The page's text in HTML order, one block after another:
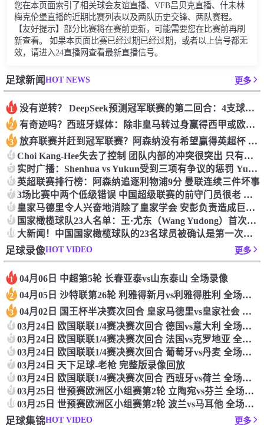
您在本页面索引了相关球会友谊直播、VFB吕贝克直播、什未林
梅克伦堡直播的近期比赛列表以及两队历史交锋、两队赛程。
【友好提示】部分比赛将在赛前更新，可能需要您在比赛前再刷
新查看。 如果本页面比赛已经过期已经过期，或者以上信号都无
效，请进入24直播网查看最新直播信号。
足球新闻HOT NEWS 更多
1 没有逆转？ DeepSeek预测冠军联赛的第二回合：4支球队在第一回合中获胜 枪手输了
2 有奇迹吗？西班牙媒体：除非皇马转过身赢得西甲或欧洲冠军
3 放弃联赛并赶到冠军联赛？阿森纳没有希望赢得英超杯 赢得欧洲冠军的可能性
4 Choi Kang-Hee失去了控制 团队内部的冲突很突出 只有一个人可以从水火中拯救崔孔
5 实时广播：Shenhua vs Yukun受到三项有争议的惩罚 Yukun将向中国足球联合会提出投诉
6 英超联赛排行榜：阿森纳追逐利物浦9分 曼联连续三件坏事
7 3场比赛中两个低级错误 中国超级联赛的前守门员很老 是时候让位了 最好的继任者出现
8 皇家马德里令人兴奋地消除了皇家学会 安彭负责造成巨大的灾难！
9 国家橄榄球队23人名单：王·尤东（Wang Yudong）首次被选为第11名 塞吉尼奥（Serginho）在名单上
10 大新闻！中国国家橄榄球队的23名球员被确认是第一次进入阵容
足球录像HOT VIDEO 更多
1 04月06日 中超第5轮 长春亚泰vs山东泰山 全场录像
2 04月05日 沙特联第26轮 利雅得新月vs利雅得胜利 全场录像
3 04月02日 国王杯半决赛次回合 皇家马德里vs皇家社会 全场录像
4 03月24日 欧国联联1/4赛决赛次回合 德国vs意大利 全场录像回放
5 03月24日 欧国联联1/4赛决赛次回合 法国vs克罗地亚 全场录像回放
6 03月24日 欧国联联1/4赛决赛次回合 葡萄牙vs丹麦 全场录像回放
7 03月24日 天下足球-老枪 完整版录像回放
8 03月24日 欧国联联1/4赛决赛次回合 西班牙vs荷兰 全场录像回放
9 03月25日 世预赛欧洲区小组赛第2轮 立陶宛vs芬兰 全场录像回放
10 03月25日 世预赛欧洲区小组赛第2轮 波兰vs马耳他 全场录像回放
足球集锦HOT VIDEO 更多